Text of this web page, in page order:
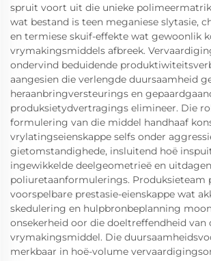
spruit voort uit die unieke
wat bestand is teen meganiese slytasie,
en termiese skuif-effekte wat gewoonlik
vrymakingsmiddels afbreek.
ondervind beduidende
aangesien die verlengde duursaamheid
heraanbringversteurings en
produksietydvertragings elimineer. Die
formulering van die middel handhaaf
vrylatingseienskappe selfs onder
gietomstandighede, insluitend hoë
ingewikkelde deelgeometrieë en
poliuretaanformulerings. Produksieteam
voorspelbare prestasie-eienskappe wat
skedulering en hulpbronbeplanning
onsekerheid oor die doeltreffendheid van
vrymakingsmiddel. Die
merkbaar in hoë-volume